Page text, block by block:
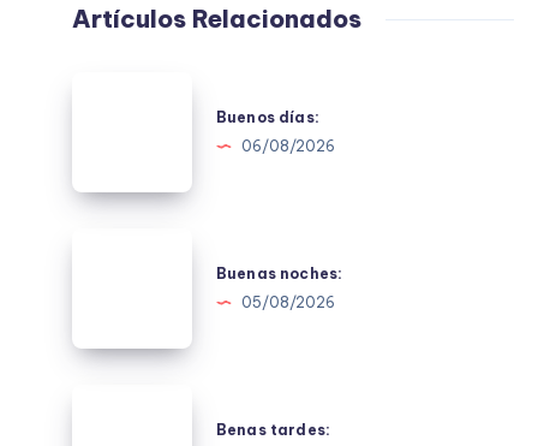
Artículos Relacionados
Buenos días:
06/08/2026
Buenas noches:
05/08/2026
Benas tardes: